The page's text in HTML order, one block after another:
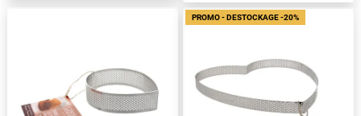
PROMO - DESTOCKAGE -20%